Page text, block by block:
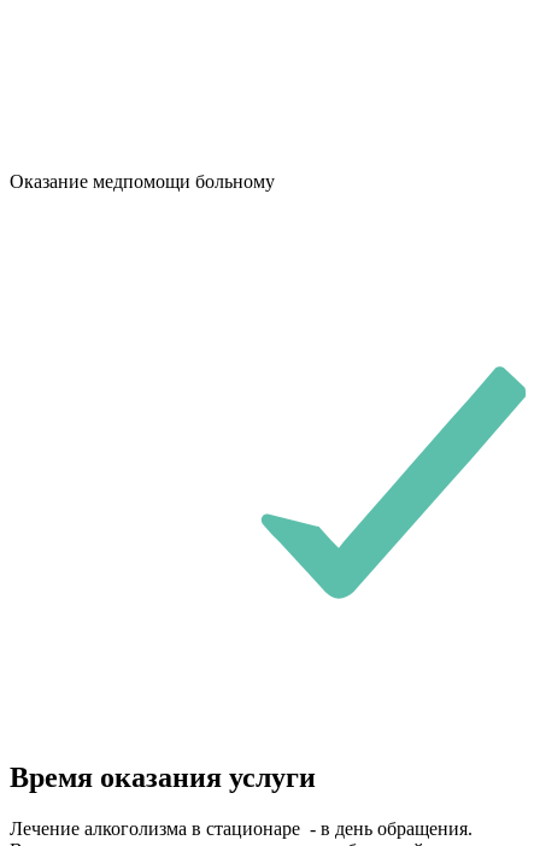
Оказание медпомощи больному
Время оказания услуги
Лечение алкоголизма в стационаре - в день обращения.